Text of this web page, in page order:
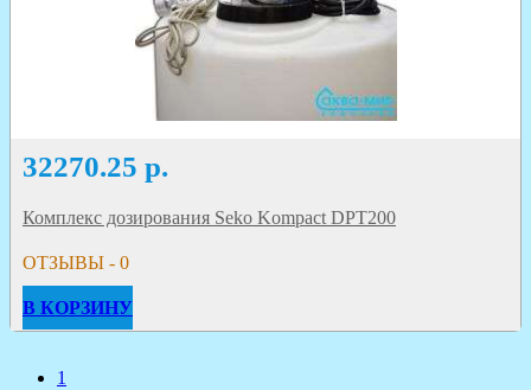
32270.25 р.
Комплекс дозирования Seko Kompact DPT200
ОТЗЫВЫ - 0
В КОРЗИНУ
1